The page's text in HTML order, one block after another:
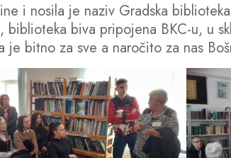
i nosila je naziv Gradska
biva pripojena BKC-u, u
bitno za sve a naročito za nas